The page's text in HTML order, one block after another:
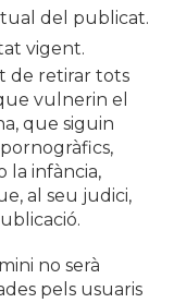
del publicat.
vigent.
de retirar tots
vulnerin el
que siguin
la infància,
al seu judici,
no serà
pels usuaris